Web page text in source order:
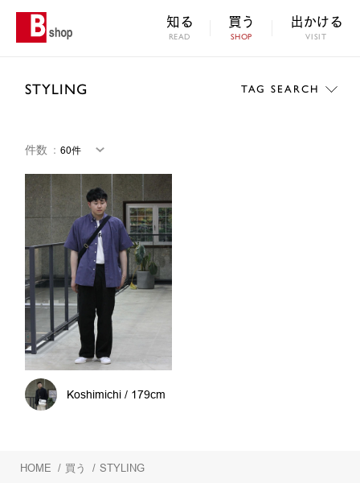
知る
READ
買う
SHOP
出かける
VISIT
STYLING TAG SEARCH
件数 ：
Koshimichi / 179cm
HOME / 買う / STYLING